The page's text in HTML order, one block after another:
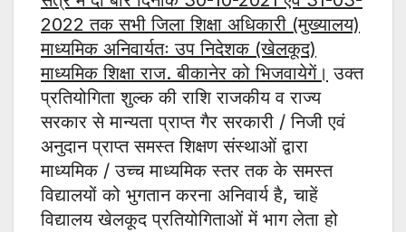
2022 तक सभी जिला शिक्षा अधिकारी (मुख्यालय)
माध्यमिक अनिवार्यतः उप निदेशक (खेलकूद)
माध्यमिक शिक्षा राज. बीकानेर को भिजवायेगें। उक्त
प्रतियोगिता शुल्क की राशि राजकीय व राज्य
सरकार से मान्यता प्राप्त गैर सरकारी / निजी एवं
अनुदान प्राप्त समस्त शिक्षण संस्थाओं द्वारा
माध्यमिक / उच्च माध्यमिक स्तर तक के समस्त
विद्यालयों को भुगतान करना अनिवार्य है, चाहें
विद्यालय खेलकूद प्रतियोगिताओं में भाग लेता हो